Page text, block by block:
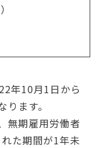
年10月1日から
ます。
期雇用労働者
た期間が1年未